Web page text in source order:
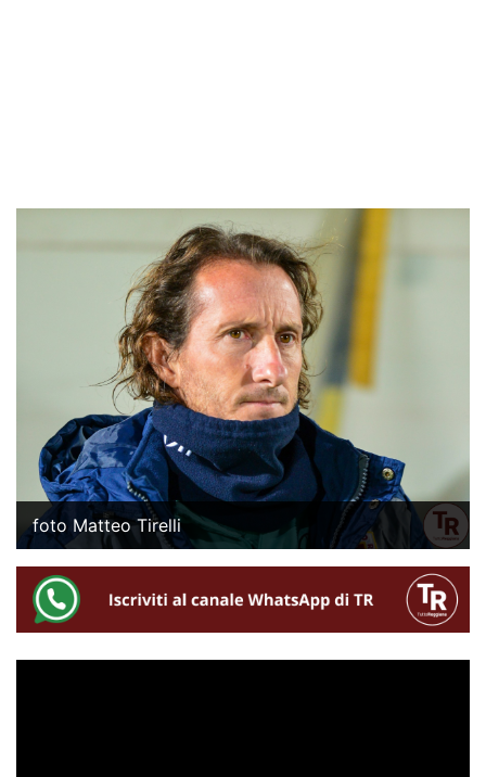
foto Matteo Tirelli